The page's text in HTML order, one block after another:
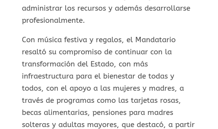
administrar los recursos y además desarrollarse
profesionalmente.
Con música festiva y regalos, el Mandatario
resaltó su compromiso de continuar con la
transformación del Estado, con más
infraestructura para el bienestar de todas y
todos, con el apoyo a las mujeres y madres, a
través de programas como las tarjetas rosas,
becas alimentarias, pensiones para madres
solteras y adultas mayores, que destacó, a partir